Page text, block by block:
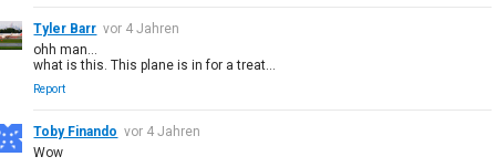
Tyler Barr vor 4 Jahren
ohh man...
what is this. This plane is in for a treat...
Report
Toby Finando vor 4 Jahren
Wow